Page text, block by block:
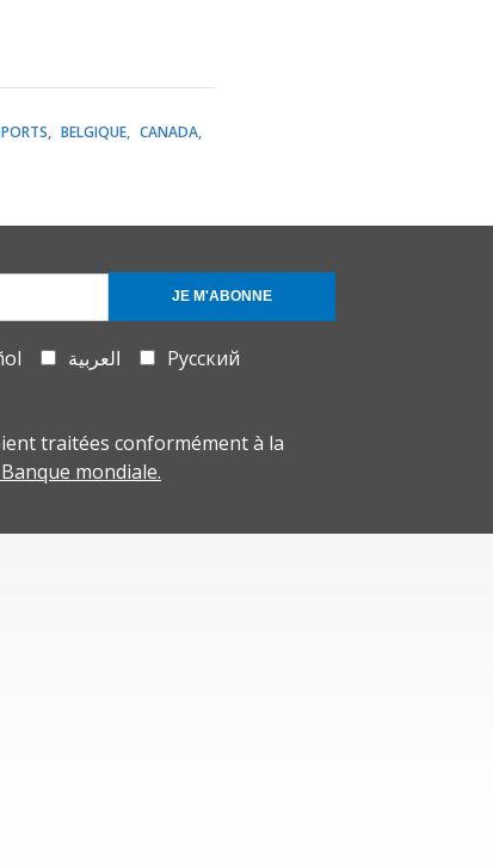
BELGIQUE
CANADA
العربية
Русский
traitées conformément à la
mondiale.
JE M'ABONNE